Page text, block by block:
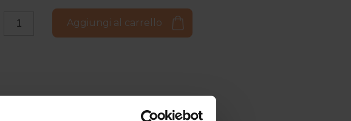
Aggiungi al carrello